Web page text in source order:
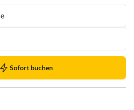
Sofort buchen